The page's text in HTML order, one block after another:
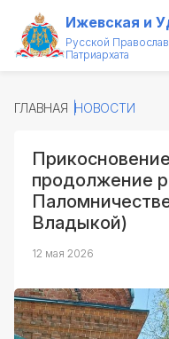
Ижевская и
Русской
Патриархата
О епархии
Архипастырь
Новости
Святые и святыни
ГЛАВНАЯ НОВОСТИ
продолжение
Владыкой)
12 мая 2026